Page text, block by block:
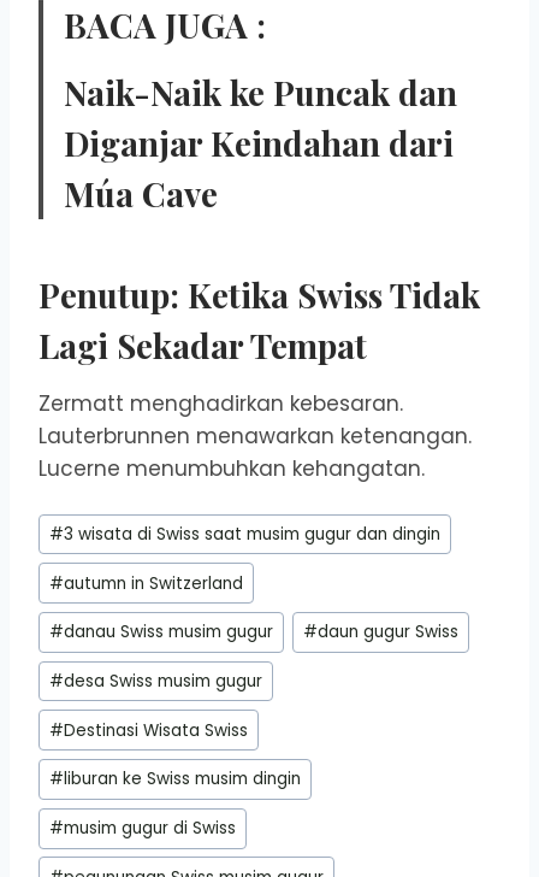
BACA JUGA :
Naik-Naik ke Puncak dan
Diganjar Keindahan dari
Múa Cave
Penutup: Ketika Swiss Tidak
Lagi Sekadar Tempat
Zermatt menghadirkan kebesaran.
Lauterbrunnen menawarkan ketenangan.
Lucerne menumbuhkan kehangatan.
Post
Tags:
#3 wisata di Swiss saat musim gugur dan dingin
#autumn in Switzerland
#danau Swiss musim gugur #daun gugur Swiss
#desa Swiss musim gugur
#Destinasi Wisata Swiss
#liburan ke Swiss musim dingin
#musim gugur di Swiss